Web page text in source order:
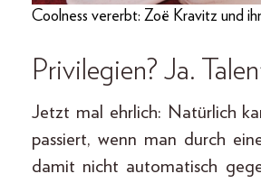
Coolness vererbt: Zoë Kravitz und
Privilegien? Ja.
Jetzt mal ehrlich: Natürlich
passiert, wenn man durch
damit nicht automatisch